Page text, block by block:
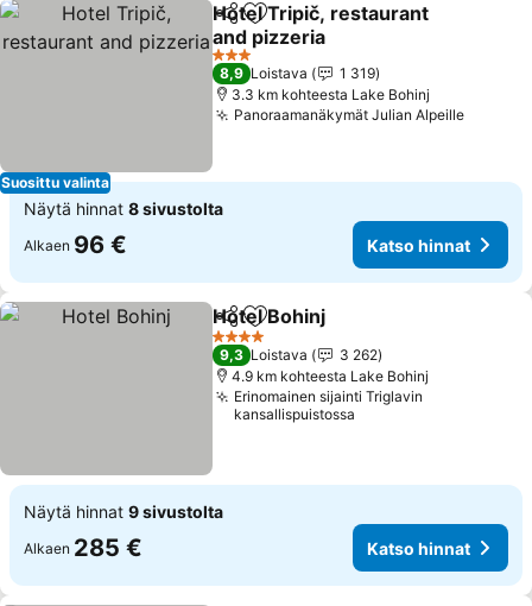
Suosittu valinta
Jaa Lisää suosikkeihin
Hotel Tripič, restaurant
and pizzeria
Katso hinnat
3 Tähtiluokitus
8,9 Loistava
1 319
3.3 km kohteesta Lake Bohinj
Panoraamanäkymät Julian AlpeilleKatso
Näytä hinnat 8 sivustolta
Alkaen 96 € Katso hinnat
Jaa Lisää suosikkeihin
Hotel Bohinj
4 Tähtiluokitus
9,3 Loistava
3 262
4.9 km kohteesta Lake Bohinj
Erinomainen sijainti Triglavin
kansallispuistossa
Näytä hinnat 9 sivustolta
Alkaen 285 € Katso hinnat